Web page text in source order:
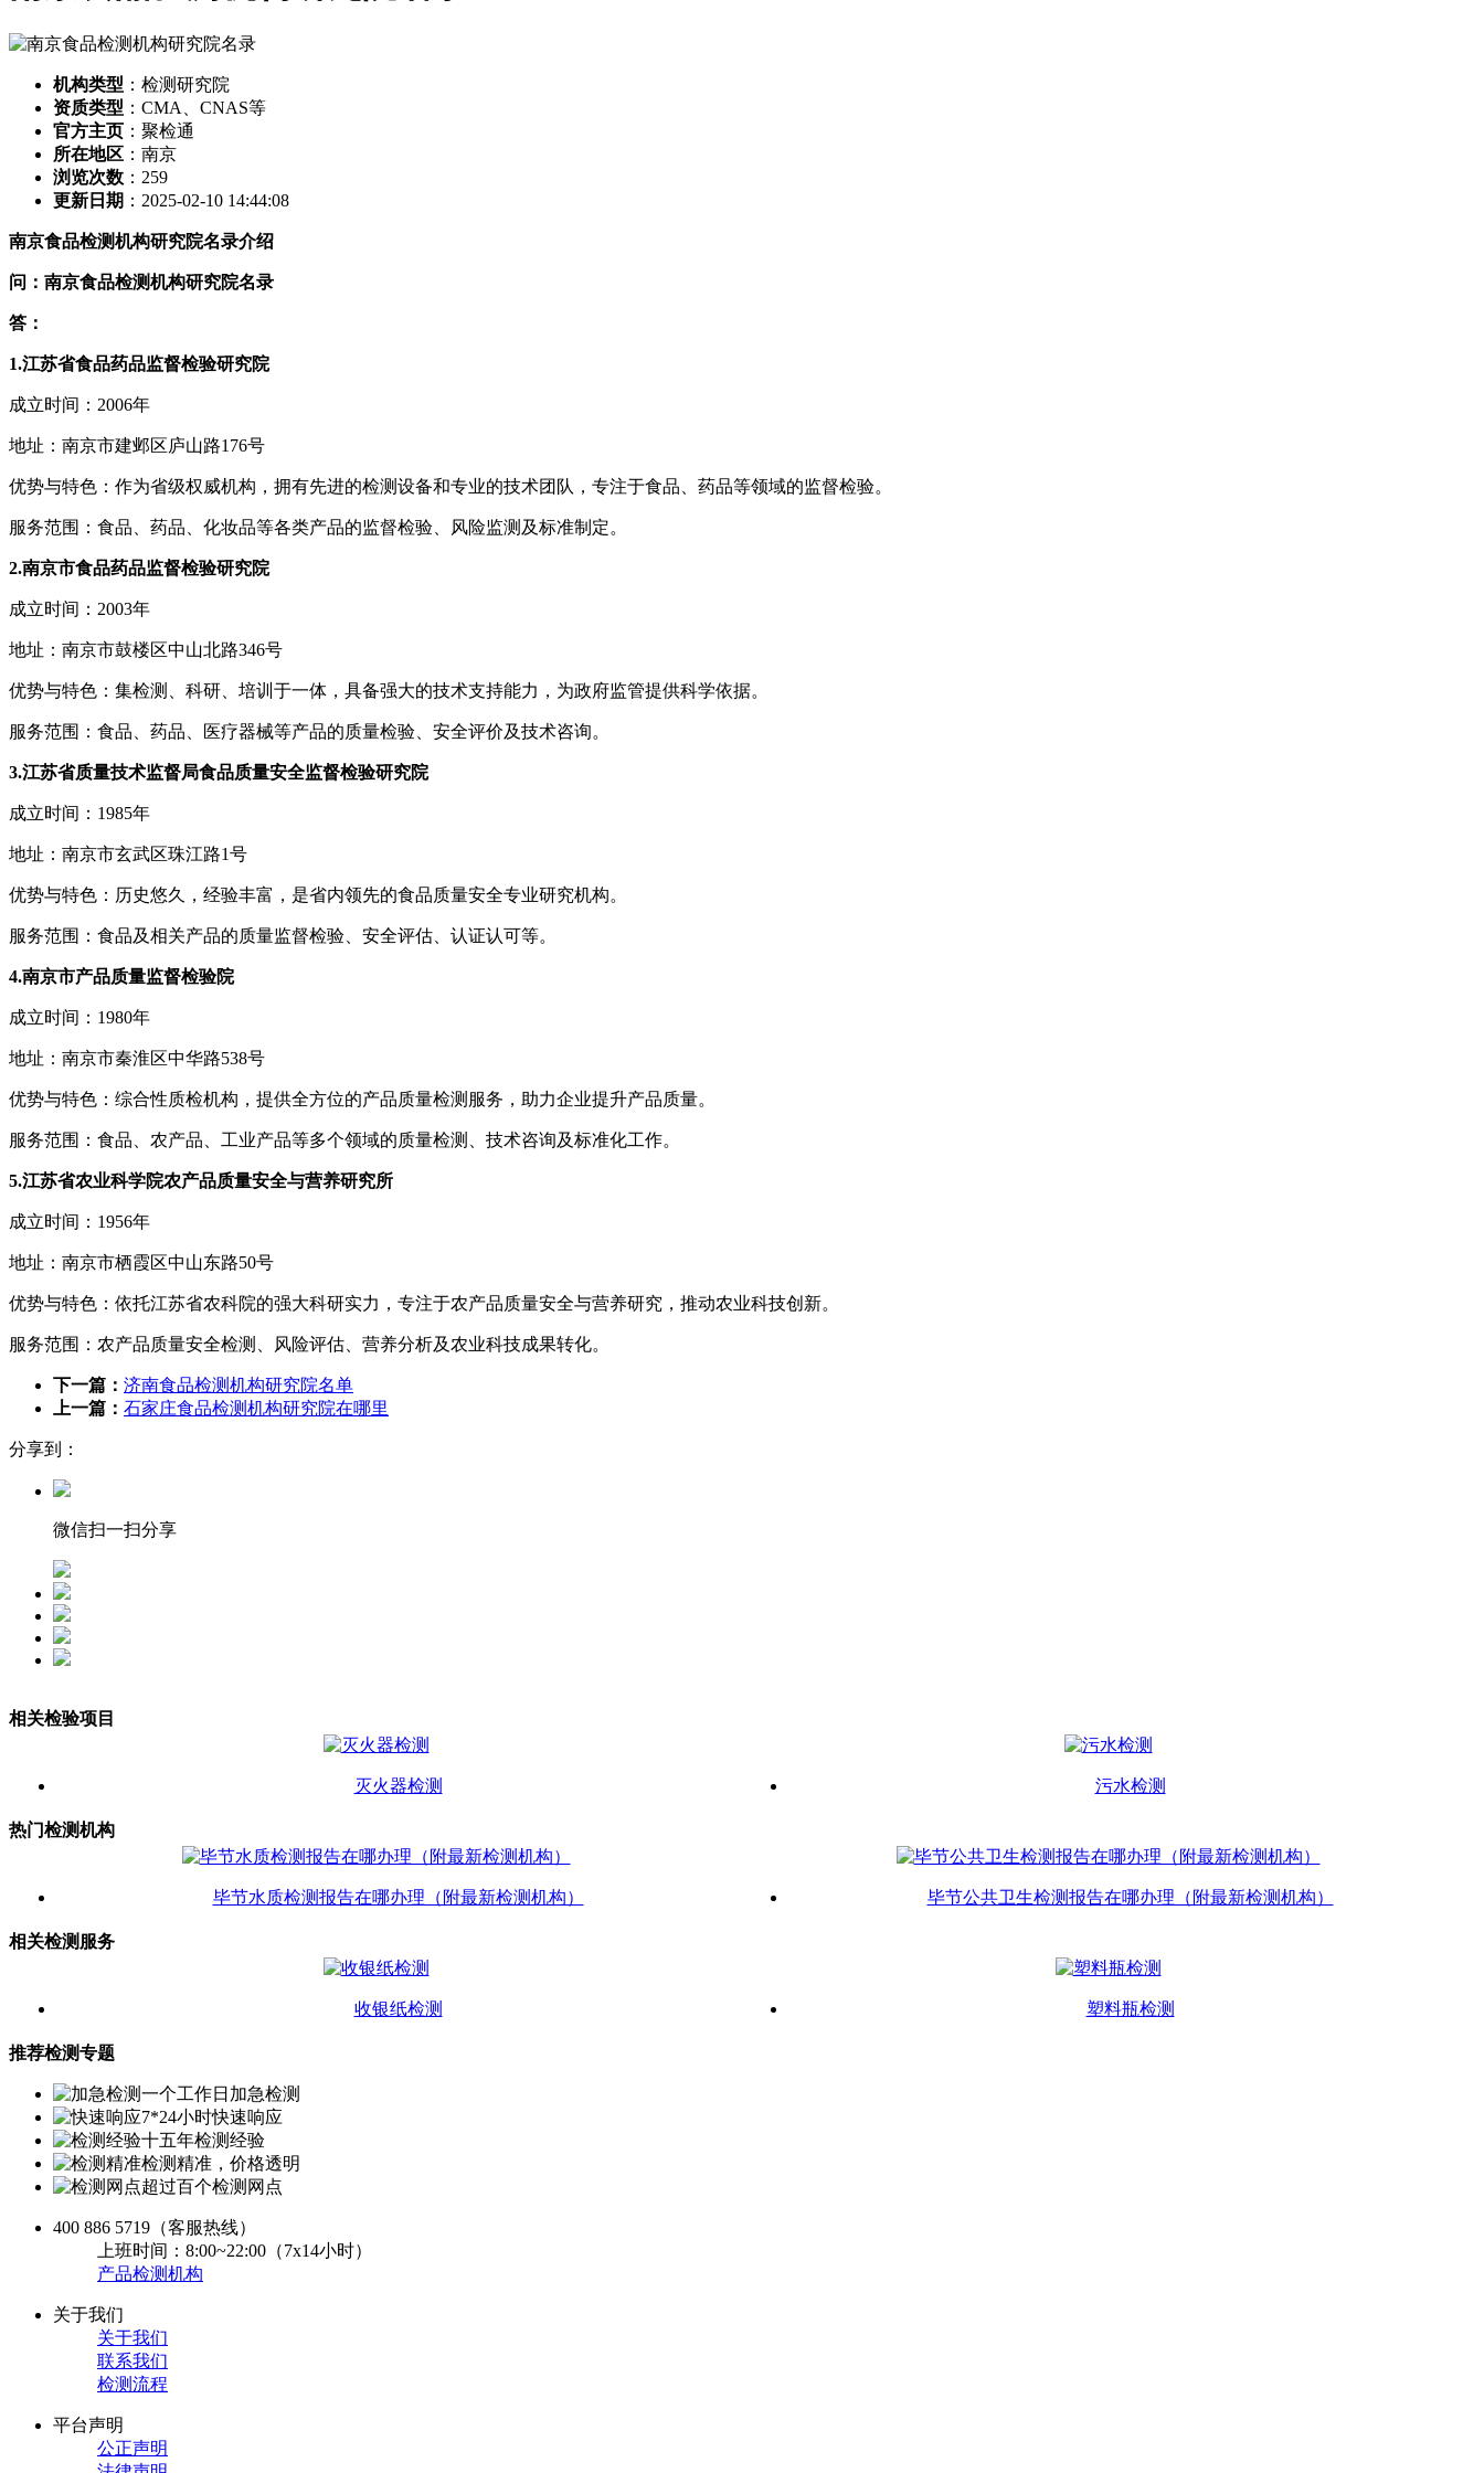
机构类型 ：检测研究院
资质类型 ：CMA、CNAS等
官方主页 ：聚检通
所在地区 ：南京
浏览次数 ： 259
更新日期 ：2025-02-10 14:44:08
南京食品检测机构研究院名录介绍
问：南京食品检测机构研究院名录
答：
1.江苏省食品药品监督检验研究院
成立时间：2006年
地址：南京市建邺区庐山路176号
优势与特色：作为省级权威机构，拥有先进的检测设备和专业的技术团队，专注于食品、药品等领域的监督检验。
服务范围：食品、药品、化妆品等各类产品的监督检验、风险监测及标准制定。
2.南京市食品药品监督检验研究院
成立时间：2003年
地址：南京市鼓楼区中山北路346号
优势与特色：集检测、科研、培训于一体，具备强大的技术支持能力，为政府监管提供科学依据。
服务范围：食品、药品、医疗器械等产品的质量检验、安全评价及技术咨询。
3.江苏省质量技术监督局食品质量安全监督检验研究院
成立时间：1985年
地址：南京市玄武区珠江路1号
优势与特色：历史悠久，经验丰富，是省内领先的食品质量安全专业研究机构。
服务范围：食品及相关产品的质量监督检验、安全评估、认证认可等。
4.南京市产品质量监督检验院
成立时间：1980年
地址：南京市秦淮区中华路538号
优势与特色：综合性质检机构，提供全方位的产品质量检测服务，助力企业提升产品质量。
服务范围：食品、农产品、工业产品等多个领域的质量检测、技术咨询及标准化工作。
5.江苏省农业科学院农产品质量安全与营养研究所
成立时间：1956年
地址：南京市栖霞区中山东路50号
优势与特色：依托江苏省农科院的强大科研实力，专注于农产品质量安全与营养研究，推动农业科技创新。
服务范围：农产品质量安全检测、风险评估、营养分析及农业科技成果转化。
下一篇： 济南食品检测机构研究院名单
上一篇： 石家庄食品检测机构研究院在哪里
分享到：
微信扫一扫分享
相关检验项目
灭火器检测 污水检测
热门检测机构
毕节水质检测报告在哪办理（附最新检测机构） 毕节公共卫生检测报告在哪办理（附最新检测机构）
相关检测服务
收银纸检测 塑料瓶检测
推荐检测专题
一个工作日加急检测
7*24小时快速响应
十五年检测经验
检测精准，价格透明
超过百个检测网点
400 886 5719 （客服热线）
上班时间：8:00~22:00（7x14小时）
产品检测机构
关于我们
关于我们
联系我们
检测流程
平台声明
公正声明